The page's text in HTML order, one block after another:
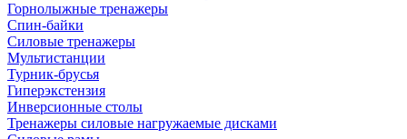
Горнолыжные тренажеры
Спин-байки
Силовые тренажеры
Мультистанции
Турник-брусья
Гиперэкстензия
Инверсионные столы
Тренажеры силовые нагружаемые дисками